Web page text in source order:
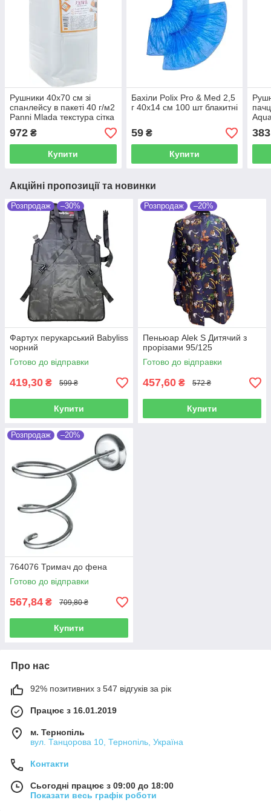
Рушники 40х70 см зі
спанлейсу в пакеті 40 г/м2
Panni Mlada текстура сітка
200 шт
972 ₴
Купити
Бахіли Polix Pro & Med 2,5
г 40х14 см 100 шт блакитні
59₴
Купити
50
383
Акційні пропозиції та новинки
Розпродаж –30%
Фартух перукарський Babyliss
чорний
Готово до відправки
419,30 ₴ 599 ₴
Купити
Розпродаж –20%
Пеньюар Alek S Дитячий з
прорізами 95/125
Готово до відправки
457,60 ₴ 572 ₴
Купити
Розпродаж –20%
764076 Тримач до фена
Готово до відправки
567,84 ₴ 709,80 ₴
Купити
Про нас
92% позитивних з 547 відгуків за рік
Працює з 16.01.2019
м. Тернопіль
вул. Танцорова 10, Тернопіль, Україна
Контакти
Сьогодні працює з 09:00 до 18:00
Показати весь графік роботи